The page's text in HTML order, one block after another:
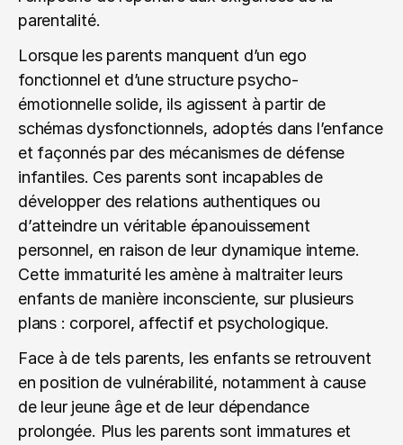
parentalité.
Lorsque les parents manquent d’un ego
fonctionnel et d’une structure psycho-
émotionnelle solide, ils agissent à partir de
schémas dysfonctionnels, adoptés dans l’enfance
et façonnés par des mécanismes de défense
infantiles. Ces parents sont incapables de
développer des relations authentiques ou
d’atteindre un véritable épanouissement
personnel, en raison de leur dynamique interne.
Cette immaturité les amène à maltraiter leurs
enfants de manière inconsciente, sur plusieurs
plans : corporel, affectif et psychologique.
Face à de tels parents, les enfants se retrouvent
en position de vulnérabilité, notamment à cause
de leur jeune âge et de leur dépendance
prolongée. Plus les parents sont immatures et